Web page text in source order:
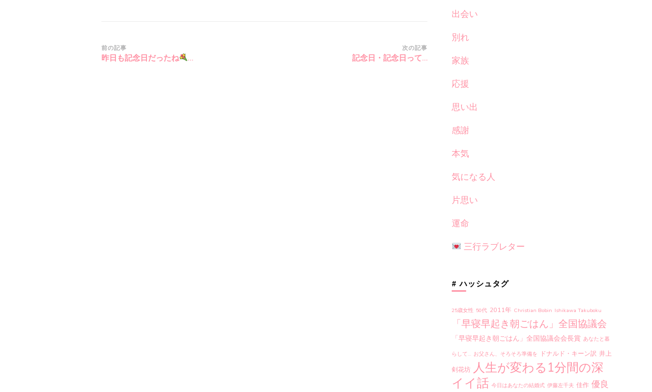
投
稿
前の記事
昨日も記念日だったね …
次の記事
記念日・記念日って…
出会い
別れ
家族
応援
思い出
感謝
本気
気になる人
片思い
運命
三行ラブレター
# ハッシュタグ
25歳女性 50代 2011年 Christian Bobin Ishikawa Takuboku
「早寝早起き朝ごはん」全国協議会
「早寝早起き朝ごはん」全国協議会会長賞 あなたと暮
らして… お父さん、そろそろ準備を ドナルド・キーン訳 井上
剣花坊 人生が変わる1分間の深
イイ話 今日はあなたの結婚式 伊藤左千夫 佳作 優良